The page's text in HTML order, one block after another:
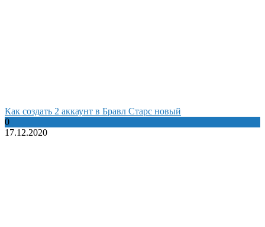
Как создать 2 аккаунт в Бравл Старс новый
0
17.12.2020